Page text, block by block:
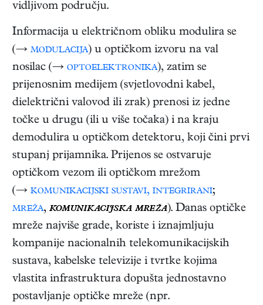
vidljivom području.
Informacija u električnom obliku modulira se
(→ modulacija) u optičkom izvoru na val
nosilac (→ optoelektronika), zatim se
prijenosnim medijem (svjetlovodni kabel,
dielektrični valovod ili zrak) prenosi iz jedne
točke u drugu (ili u više točaka) i na kraju
demodulira u optičkom detektoru, koji čini prvi
stupanj prijamnika. Prijenos se ostvaruje
optičkom vezom ili optičkom mrežom
(→ komunikacijski sustavi, integrirani;
mreža, komunikacijska mreža). Danas optičke
mreže najviše grade, koriste i iznajmljuju
kompanije nacionalnih telekomunikacijskih
sustava, kabelske televizije i tvrtke kojima
vlastita infrastruktura dopušta jednostavno
postavljanje optičke mreže (npr.